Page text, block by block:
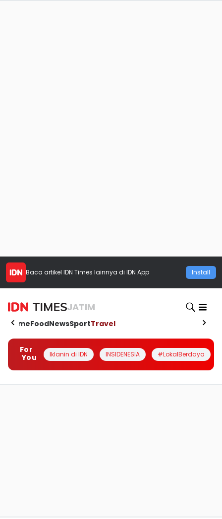
Baca artikel IDN Times lainnya di IDN App Install
JATIM
HomeFoodNewsSportTravel
For
You
Iklanin di IDN INSIDENESIA #LokalBerdaya